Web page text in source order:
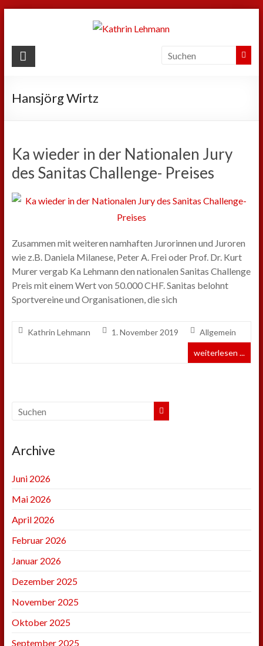
springen
Kathrin
Sport
Privat
Hansjörg Wirtz
Ka wieder in der Nationalen Jury
des Sanitas Challenge- Preises
Zusammen mit weiteren namhaften Jurorinnen und Juroren
wie z.B. Daniela Milanese, Peter A. Frei oder Prof. Dr. Kurt
Murer vergab Ka Lehmann den nationalen Sanitas Challenge
Preis mit einem Wert von 50.000 CHF. Sanitas belohnt
Sportvereine und Organisationen, die sich
Kathrin Lehmann 1. November 2019 Allgemein
weiterlesen ...
Archive
Juni 2026
Mai 2026
April 2026
Februar 2026
Januar 2026
Dezember 2025
November 2025
Oktober 2025
September 2025